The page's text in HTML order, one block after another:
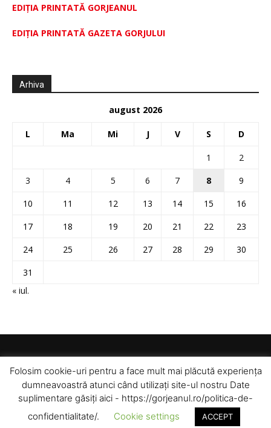
EDIȚIA PRINTATĂ GORJEANUL
EDIŢIA PRINTATĂ GAZETA GORJULUI
Arhiva
august 2026
L Ma Mi J V S D
1
2
3
4 5 6 7 8
9
10
11 12 13 14 15
16
17
18 19 20 21 22
23
24
25 26 27 28 29
30
31
« iul.
© Toate drepturile rezervate pentru Gorjeanul SA
Folosim cookie-uri pentru a face mult mai plăcută experiența
dumneavoastră atunci când utilizați site-ul nostru Date
suplimentare găsiți aici - https://gorjeanul.ro/politica-de-
confidentialitate/.
Cookie settings ACCEPT